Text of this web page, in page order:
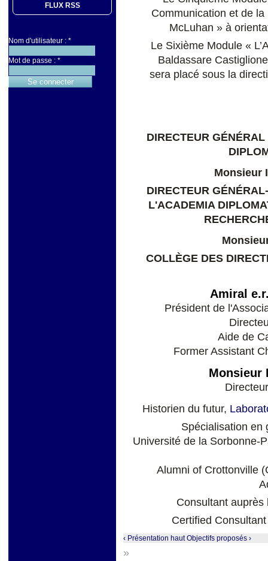
FLUX RSS
Nom d'utilisateur : *
Mot de passe : *
Communication et de
McLuhan » à
Le Sixième Module «
Baldassare
sera placé sous la
DIRECTEUR
Monsieur
DIRECTEUR
L'ACADEMIA
COLLÈGE DES
Amiral
Président de
Aide de
Former Assistant
Monsieur
Historien du futur,
Spécialisation en
Université de la Sorbonne-
Alumni of Crottonville
Consultant
Certified
‹ Présentation haut Objectifs proposés ›
»